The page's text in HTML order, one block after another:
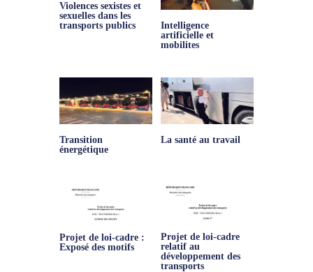
Violences sexistes et
sexuelles dans les
transports publics
Intelligence
artificielle et
mobilites
Transition
énergétique
La santé au travail
Projet de loi-cadre :
Exposé des motifs
Projet de loi-cadre
relatif au
développement des
transports